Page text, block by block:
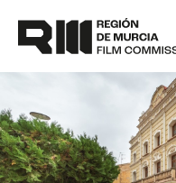
contenido